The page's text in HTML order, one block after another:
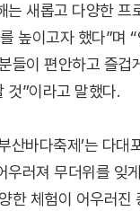
는 새롭고 다양한 프
높이고자 했다”며
들이 편안하고 즐겁
것”이라고 말했다.
산바다축제’는 다대
우러져 무더위를 잊
한 체험이 어우러진